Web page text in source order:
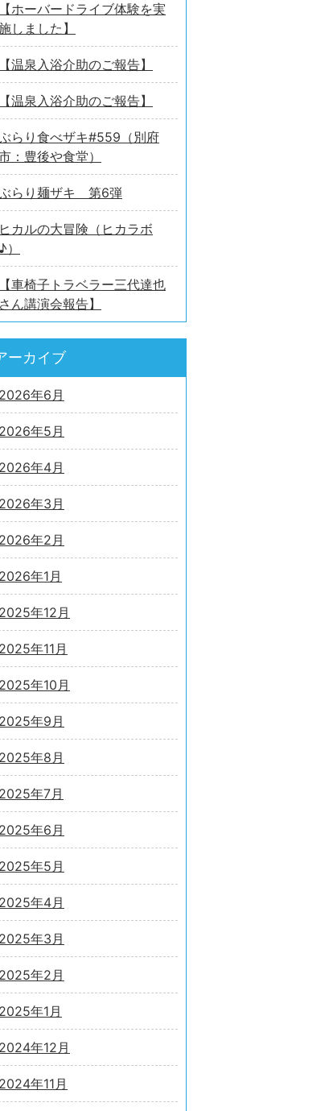
【ホーバードライブ体験を実
しました】
【温泉入浴介助のご報告】
【温泉入浴介助のご報告】
らり食べザキ#559（別府
：豊後や食堂）
らり麺ザキ 第6弾
ヒカルの大冒険（ヒカラボ
♪）
【車椅子トラベラー三代達也
さん講演会報告】
ーカイブ
2026年6月
2026年5月
2026年4月
2026年3月
2026年2月
2026年1月
2025年12月
2025年11月
2025年10月
2025年9月
2025年8月
2025年7月
2025年6月
2025年5月
2025年4月
2025年3月
2025年2月
2025年1月
2024年12月
2024年11月